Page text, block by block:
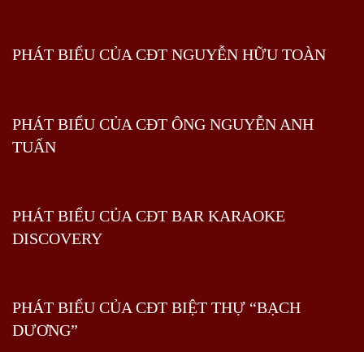
PHÁT BIỂU CỦA CĐT NGUYỄN HỮU TOÀN
PHÁT BIỂU CỦA CĐT ÔNG NGUYỄN ANH
TUẤN
PHÁT BIỂU CỦA CĐT BAR KARAOKE
DISCOVERY
PHÁT BIỂU CỦA CĐT BIỆT THỰ “BẠCH
DƯƠNG”